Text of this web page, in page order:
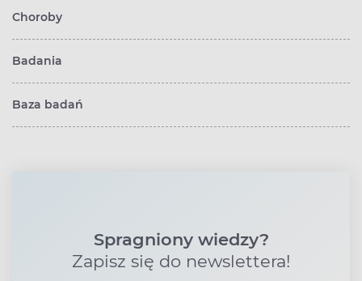
Choroby
Badania
Baza badań
Spragniony wiedzy?
Zapisz się do newslettera!